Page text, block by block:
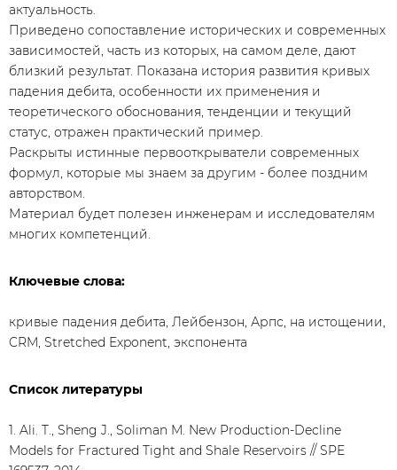
актуальность.
Приведено сопоставление исторических и современных
зависимостей, часть из которых, на самом деле, дают
близкий результат. Показана история развития кривых
падения дебита, особенности их применения и
теоретического обоснования, тенденции и текущий
статус, отражен практический пример.
Раскрыты истинные первооткрыватели современных
формул, которые мы знаем за другим - более поздним
авторством.
Материал будет полезен инженерам и исследователям
многих компетенций.
Ключевые слова:
кривые падения дебита, Лейбензон, Арпс, на истощении,
CRM, Stretched Exponent, экспонента
Список литературы
1. Ali. T., Sheng J., Soliman M. New Production-Decline
Models for Fractured Tight and Shale Reservoirs // SPE